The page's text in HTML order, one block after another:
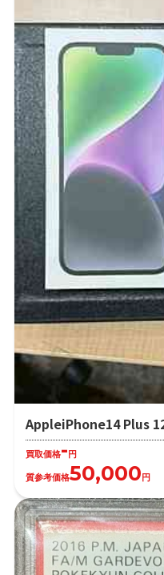
AppleiPhone14 Plus
買取価格-円
質参考価格50,000円